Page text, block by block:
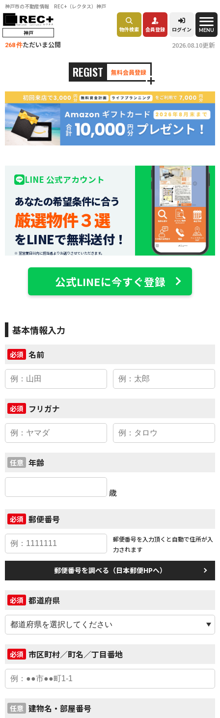
神戸市の不動産情報 REC+（レクタス）神戸
神戸 物件検索 会員登録 ログイン MENU
268 件ただいま公開 2026.08.10更新
REGIST 無料会員登録
LINE 公式アカウント
あなたの希望条件に合う
厳選物件３選
をLINEで無料送付！
※ 翌営業日以内に担当者よりお送りさせていただきます。
公式LINEに今すぐ登録
基本情報入力
必須 名前
必須 フリガナ
任意 年齢
歳
必須 郵便番号
郵便番号を入力頂くと自動で住所が入
力されます
郵便番号を調べる（日本郵便HPへ）
必須 都道府県
必須 市区町村／町名／丁目番地
任意 建物名・部屋番号